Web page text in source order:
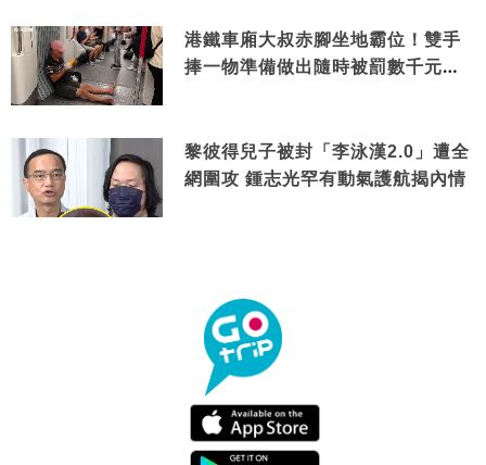
港鐵車廂大叔赤腳坐地霸位！雙手
捧一物準備做出隨時被罰數千元舉
黎彼得兒子被封「李泳漢2.0」遭全
網圍攻 鍾志光罕有動氣護航揭內情